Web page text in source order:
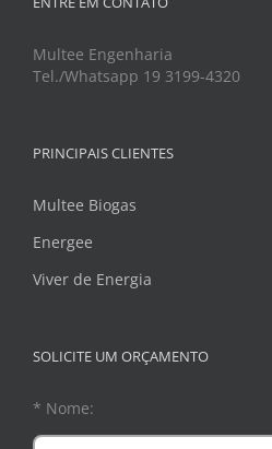
Multee Engenharia
Tel./Whatsapp 19 3199-4320
PRINCIPAIS CLIENTES
Multee Biogas
Energee
Viver de Energia
SOLICITE UM ORÇAMENTO
* Nome: